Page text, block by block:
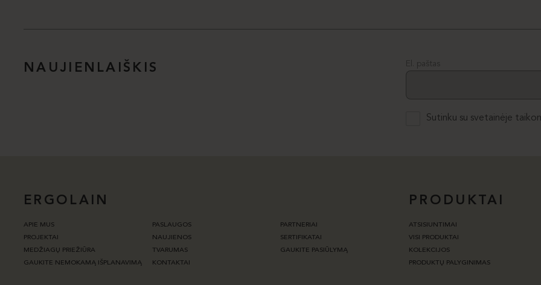
NAUJIENLAIŠKIS El. paštas
Sutinku su svetainėje
ERGOLAIN
APIE MUS PASLAUGOS
PARTNERIAI
PROJEKTAI
NAUJIENOS
SERTIFIKATAI
MEDŽIAGŲ PRIEŽIŪRA
TVARUMAS
GAUKITE PASIŪLYMĄ
GAUKITE NEMOKAMĄ IŠPLANAVIMĄ
KONTAKTAI
PRODUKTAI
ATSISIUNTIMAI
VISI PRODUKTAI
KOLEKCIJOS
PRODUKTŲ PALYGINIMAS